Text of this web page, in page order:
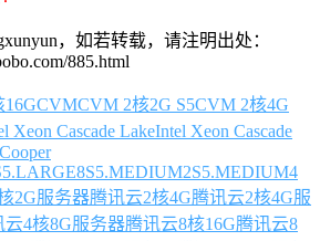
，如若转载，请注明出处：
885.html
16GCVMCVM 2核2G S5CVM 2核4G
Xeon Cascade LakeIntel Xeon Cascade
S5.MEDIUM2S5.MEDIUM4
2G服务器腾讯云2核4G腾讯云2核4G服
云4核8G服务器腾讯云8核16G腾讯云8